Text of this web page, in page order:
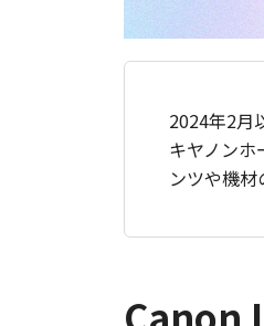
2024年2月
キヤノン
ンツや機材